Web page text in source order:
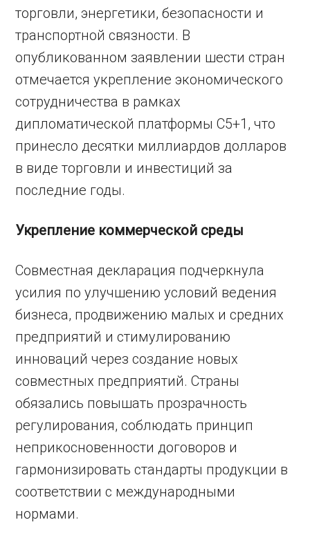
торговли, энергетики, безопасности и
транспортной связности. В
опубликованном заявлении шести стран
отмечается укрепление экономического
сотрудничества в рамках
дипломатической платформы C5+1, что
принесло десятки миллиардов долларов
в виде торговли и инвестиций за
последние годы.
Укрепление коммерческой среды
Совместная декларация подчеркнула
усилия по улучшению условий ведения
бизнеса, продвижению малых и средних
предприятий и стимулированию
инноваций через создание новых
совместных предприятий. Страны
обязались повышать прозрачность
регулирования, соблюдать принцип
неприкосновенности договоров и
гармонизировать стандарты продукции в
соответствии с международными
нормами.